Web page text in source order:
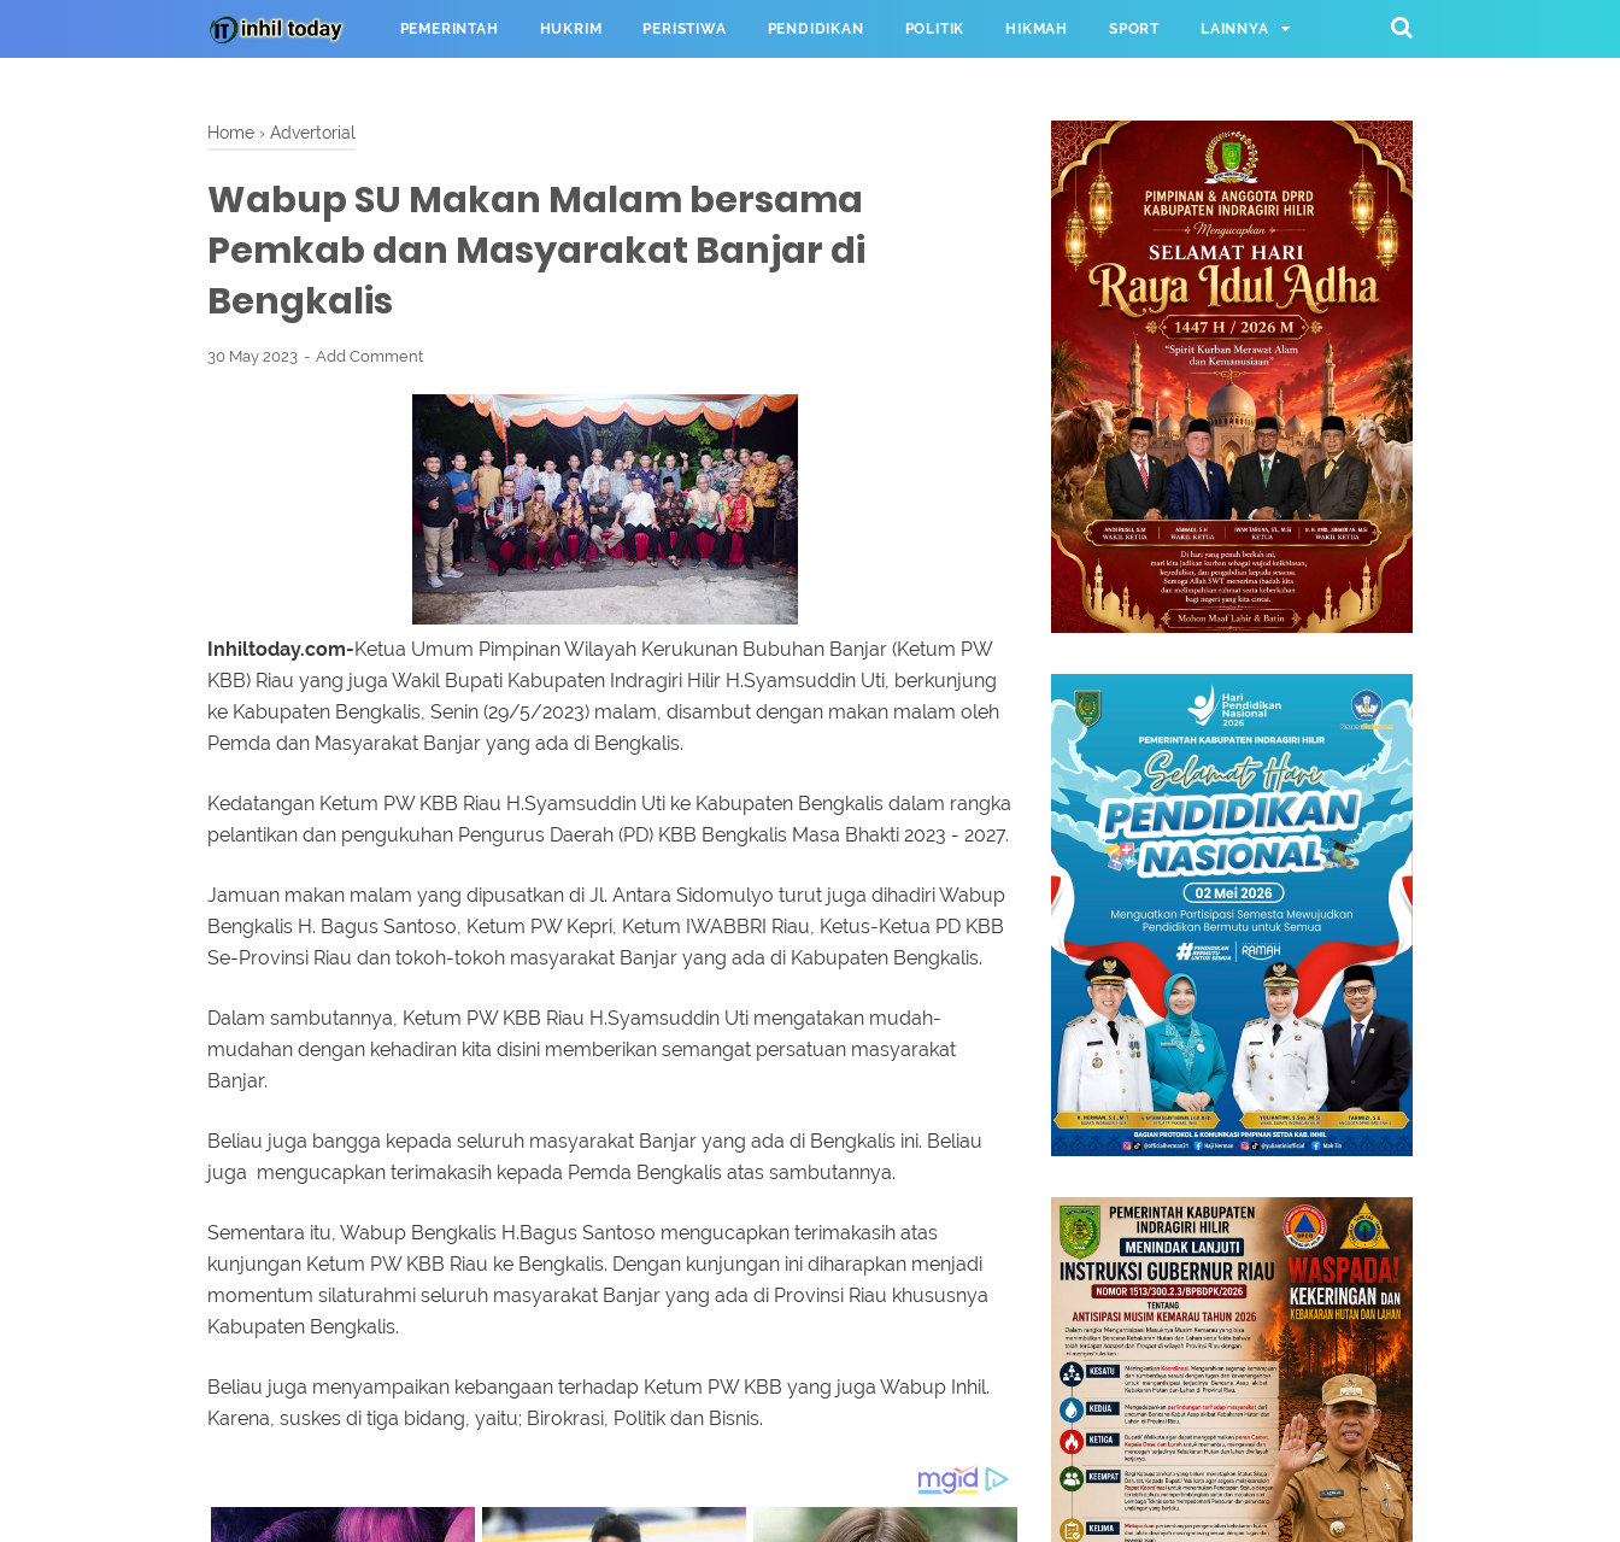
PEMERINTAH HUKRIM PERISTIWA PENDIDIKAN POLITIK HIKMAH SPORT LAINNYA
Home › Advertorial
Wabup SU Makan Malam bersama
Pemkab dan Masyarakat Banjar di
Bengkalis
30 May 2023 Add Comment
Inhiltoday.com-Ketua Umum Pimpinan Wilayah Kerukunan Bubuhan Banjar (Ketum PW
KBB) Riau yang juga Wakil Bupati Kabupaten Indragiri Hilir H.Syamsuddin Uti, berkunjung
ke Kabupaten Bengkalis, Senin (29/5/2023) malam, disambut dengan makan malam oleh
Pemda dan Masyarakat Banjar yang ada di Bengkalis.
Kedatangan Ketum PW KBB Riau H.Syamsuddin Uti ke Kabupaten Bengkalis dalam rangka
pelantikan dan pengukuhan Pengurus Daerah (PD) KBB Bengkalis Masa Bhakti 2023 - 2027.
Jamuan makan malam yang dipusatkan di Jl. Antara Sidomulyo turut juga dihadiri Wabup
Bengkalis H. Bagus Santoso, Ketum PW Kepri, Ketum IWABBRI Riau, Ketus-Ketua PD KBB
Se-Provinsi Riau dan tokoh-tokoh masyarakat Banjar yang ada di Kabupaten Bengkalis.
Dalam sambutannya, Ketum PW KBB Riau H.Syamsuddin Uti mengatakan mudah-
mudahan dengan kehadiran kita disini memberikan semangat persatuan masyarakat
Banjar.
Beliau juga bangga kepada seluruh masyarakat Banjar yang ada di Bengkalis ini. Beliau
juga mengucapkan terimakasih kepada Pemda Bengkalis atas sambutannya.
Sementara itu, Wabup Bengkalis H.Bagus Santoso mengucapkan terimakasih atas
kunjungan Ketum PW KBB Riau ke Bengkalis. Dengan kunjungan ini diharapkan menjadi
momentum silaturahmi seluruh masyarakat Banjar yang ada di Provinsi Riau khususnya
Kabupaten Bengkalis.
Beliau juga menyampaikan kebangaan terhadap Ketum PW KBB yang juga Wabup Inhil.
Karena, suskes di tiga bidang, yaitu; Birokrasi, Politik dan Bisnis.